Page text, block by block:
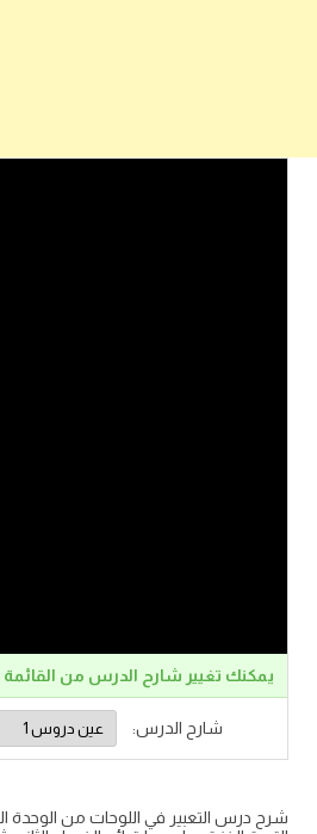
يمكنك تغيير شارح الدرس من القائمة
شارح الدرس:
شرح درس التعبير في اللوحات من الوحدة